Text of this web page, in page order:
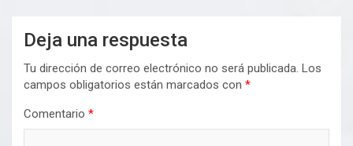
Deja una respuesta
Tu dirección de correo electrónico no será publicada. Los
campos obligatorios están marcados con *
Comentario *